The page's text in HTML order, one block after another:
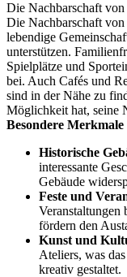
Die Nachbarschaft
Die Nachbarschaft
lebendige
unterstützen.
Spielplätze und
bei. Auch Cafés und
sind in der Nähe zu
Möglichkeit hat, seine
Besondere
Historische
interessante
Gebäude
Feste und
Veranstaltungen
fördern den
Kunst und
Ateliers, was
kreativ gestaltet.